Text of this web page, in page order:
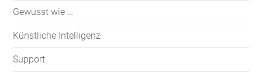
Gewusst wie …
Künstliche Intelligenz
Support